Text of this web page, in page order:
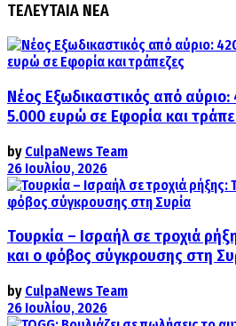
ΤΕΛΕΥΤΑΙΑ ΝΕΑ
Νέος Εξωδικαστικός από αύριο:
5.000 ευρώ σε Εφορία και
by CulpaNews Team
26 Ιουλίου, 2026
Τουρκία – Ισραήλ σε τροχιά
και ο φόβος σύγκρουσης στη
by CulpaNews Team
26 Ιουλίου, 2026